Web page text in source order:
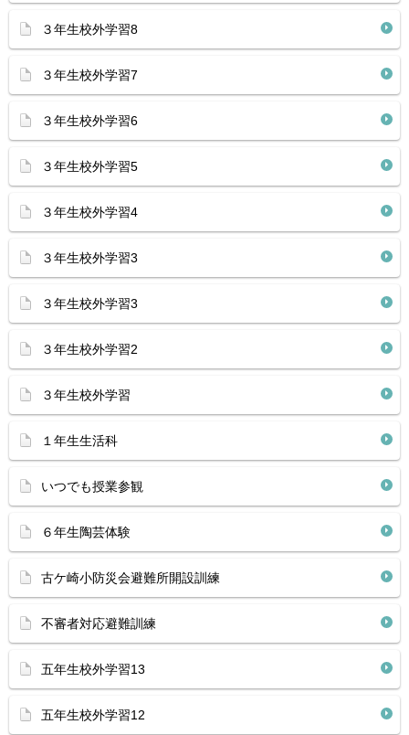
３年生校外学習8
３年生校外学習7
３年生校外学習6
３年生校外学習5
３年生校外学習4
３年生校外学習3
３年生校外学習3
３年生校外学習2
３年生校外学習
１年生生活科
いつでも授業参観
６年生陶芸体験
古ケ崎小防災会避難所開設訓練
不審者対応避難訓練
五年生校外学習13
五年生校外学習12